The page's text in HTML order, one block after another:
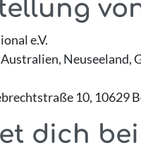
e.V.
Australien,
10, 10629
dich